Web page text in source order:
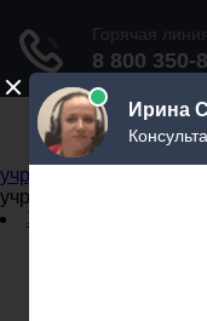
Не
учреждений
учреждений
Задать вопрос